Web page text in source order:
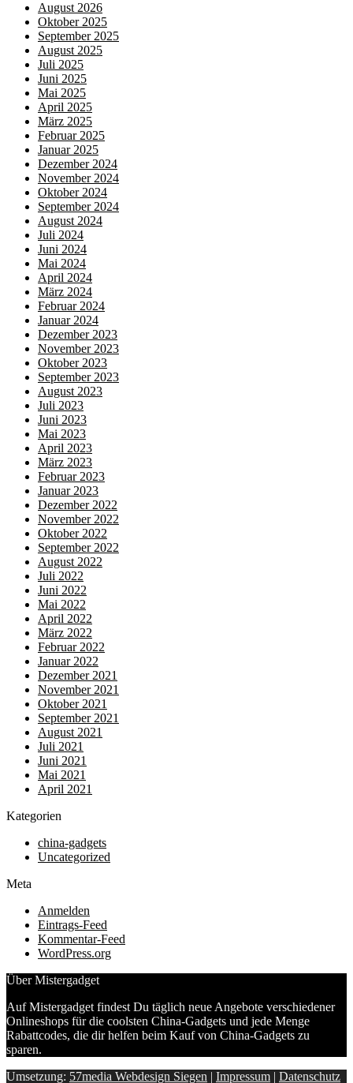
August 2026
Oktober 2025
September 2025
August 2025
Juli 2025
Juni 2025
Mai 2025
April 2025
März 2025
Februar 2025
Januar 2025
Dezember 2024
November 2024
Oktober 2024
September 2024
August 2024
Juli 2024
Juni 2024
Mai 2024
April 2024
März 2024
Februar 2024
Januar 2024
Dezember 2023
November 2023
Oktober 2023
September 2023
August 2023
Juli 2023
Juni 2023
Mai 2023
April 2023
März 2023
Februar 2023
Januar 2023
Dezember 2022
November 2022
Oktober 2022
September 2022
August 2022
Juli 2022
Juni 2022
Mai 2022
April 2022
März 2022
Februar 2022
Januar 2022
Dezember 2021
November 2021
Oktober 2021
September 2021
August 2021
Juli 2021
Juni 2021
Mai 2021
April 2021
Kategorien
china-gadgets
Uncategorized
Meta
Anmelden
Eintrags-Feed
Kommentar-Feed
WordPress.org
Über Mistergadget
Auf Mistergadget findest Du täglich neue Angebote verschiedener
Onlineshops für die coolsten China-Gadgets und jede Menge
Rabattcodes, die dir helfen beim Kauf von China-Gadgets zu
sparen.
Umsetzung: 57media Webdesign Siegen | Impressum | Datenschutz